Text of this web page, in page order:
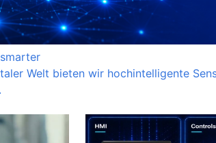
Welt bieten wir hochintelligente